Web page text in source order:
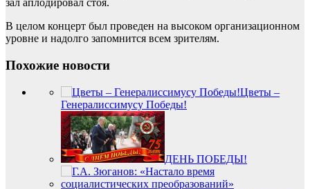
зал аплодировал стоя.
В целом концерт был проведен на высоком организационном
уровне и надолго запомнится всем зрителям.
Похожие новости
Цветы –
Генералиссимусу Победы!
ДЕНЬ ПОБЕДЫ!